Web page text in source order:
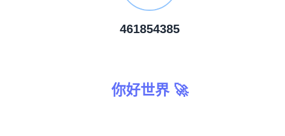
461854385
你好世界 🚀